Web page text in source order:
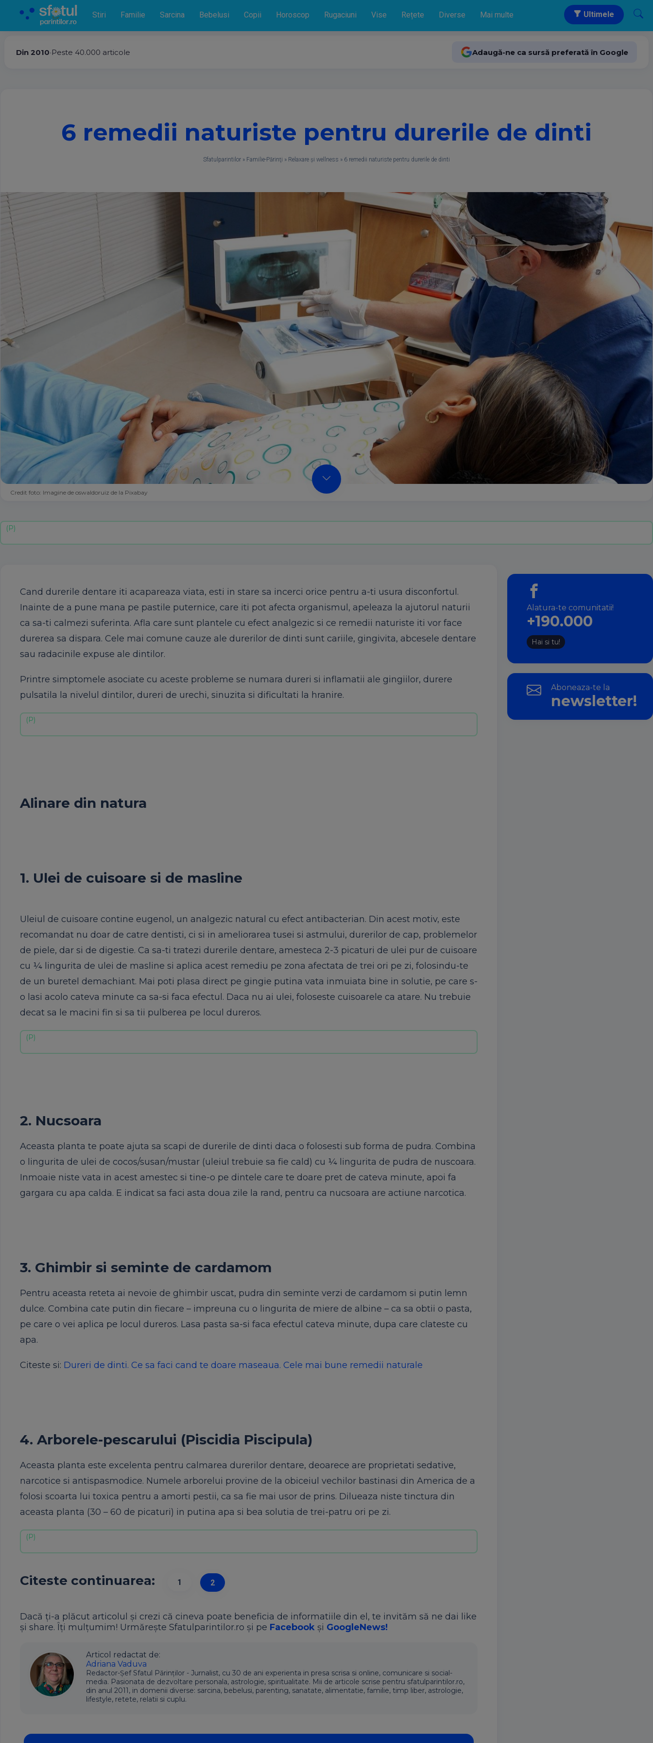
Stiri Familie Sarcina Bebelusi Copii Horoscop Rugaciuni Vise Rețete Diverse Mai multe Ultimele
Din 2010•Peste 40.000 articole Adaugă-ne ca sursă preferată în Google
6 remedii naturiste pentru durerile de dinti
Sfatulparintilor » Familie-Părinţi » Relaxare și wellness » 6 remedii naturiste pentru durerile de dinti
Credit foto: Imagine de oswaldoruiz de la Pixabay
Cand durerile dentare iti acapareaza viata, esti in stare sa incerci orice pentru a-ti usura disconfortul.
Inainte de a pune mana pe pastile puternice, care iti pot afecta organismul, apeleaza la ajutorul naturii
ca sa-ti calmezi suferinta. Afla care sunt plantele cu efect analgezic si ce remedii naturiste iti vor face
durerea sa dispara. Cele mai comune cauze ale durerilor de dinti sunt cariile, gingivita, abcesele dentare
sau radacinile expuse ale dintilor.
Printre simptomele asociate cu aceste probleme se numara dureri si inflamatii ale gingiilor, durere
pulsatila la nivelul dintilor, dureri de urechi, sinuzita si dificultati la hranire.
Alinare din natura
1. Ulei de cuisoare si de masline
Uleiul de cuisoare contine eugenol, un analgezic natural cu efect antibacterian. Din acest motiv, este
recomandat nu doar de catre dentisti, ci si in ameliorarea tusei si astmului, durerilor de cap, problemelor
de piele, dar si de digestie. Ca sa-ti tratezi durerile dentare, amesteca 2-3 picaturi de ulei pur de cuisoare
cu ¼ lingurita de ulei de masline si aplica acest remediu pe zona afectata de trei ori pe zi, folosindu-te
de un buretel demachiant. Mai poti plasa direct pe gingie putina vata inmuiata bine in solutie, pe care s-
o lasi acolo cateva minute ca sa-si faca efectul. Daca nu ai ulei, foloseste cuisoarele ca atare. Nu trebuie
decat sa le macini fin si sa tii pulberea pe locul dureros.
2. Nucsoara
Aceasta planta te poate ajuta sa scapi de durerile de dinti daca o folosesti sub forma de pudra. Combina
o lingurita de ulei de cocos/susan/mustar (uleiul trebuie sa fie cald) cu ¼ lingurita de pudra de nuscoara.
Inmoaie niste vata in acest amestec si tine-o pe dintele care te doare pret de cateva minute, apoi fa
gargara cu apa calda. E indicat sa faci asta doua zile la rand, pentru ca nucsoara are actiune narcotica.
3. Ghimbir si seminte de cardamom
Pentru aceasta reteta ai nevoie de ghimbir uscat, pudra din seminte verzi de cardamom si putin lemn
dulce. Combina cate putin din fiecare – impreuna cu o lingurita de miere de albine – ca sa obtii o pasta,
pe care o vei aplica pe locul dureros. Lasa pasta sa-si faca efectul cateva minute, dupa care clateste cu
apa.
Citeste si: Dureri de dinti. Ce sa faci cand te doare maseaua. Cele mai bune remedii naturale
4. Arborele-pescarului (Piscidia Piscipula)
Aceasta planta este excelenta pentru calmarea durerilor dentare, deoarece are proprietati sedative,
narcotice si antispasmodice. Numele arborelui provine de la obiceiul vechilor bastinasi din America de a
folosi scoarta lui toxica pentru a amorti pestii, ca sa fie mai usor de prins. Dilueaza niste tinctura din
aceasta planta (30 – 60 de picaturi) in putina apa si bea solutia de trei-patru ori pe zi.
Citeste continuarea: 1 2
Dacă ți-a plăcut articolul și crezi că cineva poate beneficia de informatiile din el, te invităm să ne dai like
și share. Îți mulțumim! Urmărește Sfatulparintilor.ro și pe Facebook și GoogleNews!
Articol redactat de:
Adriana Vaduva
Redactor-Șef Sfatul Părinților - Jurnalist, cu 30 de ani experienta in presa scrisa si online, comunicare si social-
media. Pasionata de dezvoltare personala, astrologie, spiritualitate. Mii de articole scrise pentru sfatulparintilor.ro,
din anul 2011, in domenii diverse: sarcina, bebelusi, parenting, sanatate, alimentatie, familie, timp liber, astrologie,
lifestyle, retete, relatii si cuplu.
Alatura-te comunitatii!
+190.000
Hai si tu!
Aboneaza-te la
newsletter!